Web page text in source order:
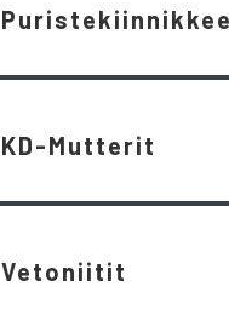
KD-Mutterit
Vetoniitit